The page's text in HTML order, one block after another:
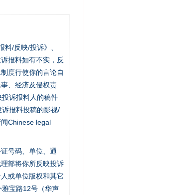
/反映/投诉》、
报料如有不实，反
度行使你的言论自
、经济及侵权责
诉报料人的稿件
报料投稿的影视/
Chinese legal
号码、单位、通
部将你所反映投诉
或单位版权和其它
宝路12号（华声
的见证